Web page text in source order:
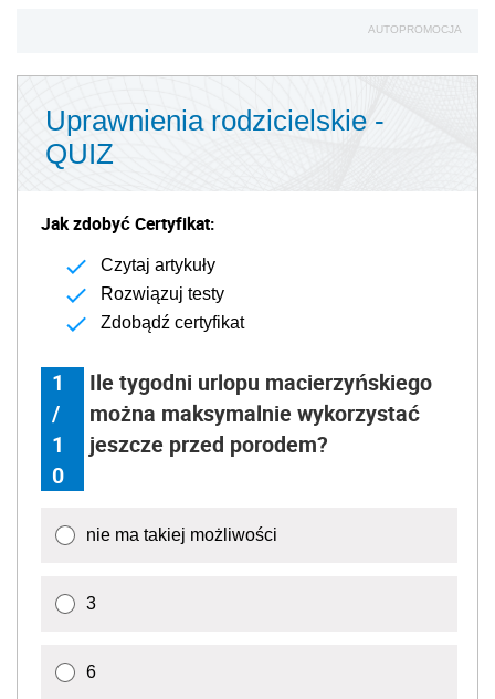
AUTOPROMOCJA
Uprawnienia rodzicielskie -
QUIZ
Jak zdobyć Certyfikat:
Czytaj artykuły
Rozwiązuj testy
Zdobądź certyfikat
1
/
1
0
Ile tygodni urlopu macierzyńskiego
można maksymalnie wykorzystać
jeszcze przed porodem?
nie ma takiej możliwości
3
6